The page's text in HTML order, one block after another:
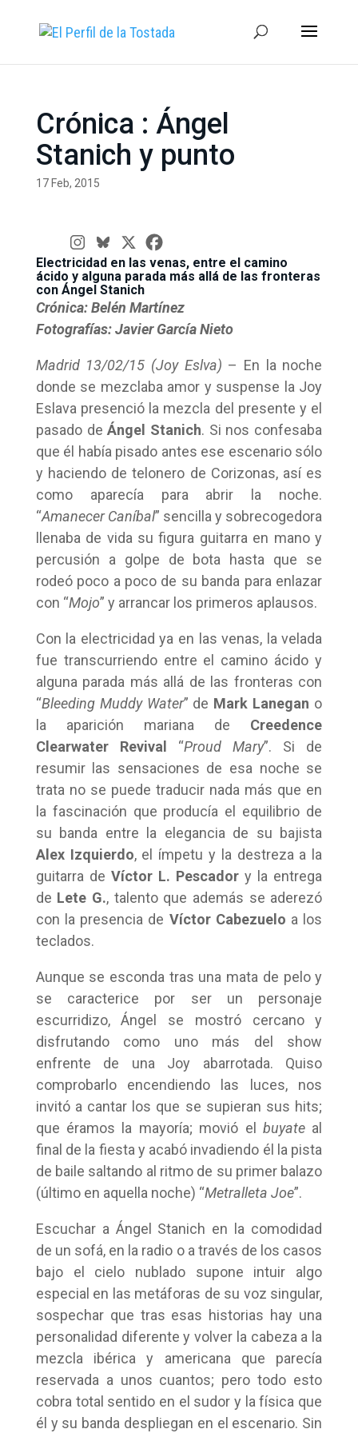
Crónica : Ángel
Stanich y punto
17 Feb, 2015
Electricidad en las venas, entre el camino
ácido y alguna parada más allá de las fronteras
con Ángel Stanich
Crónica: Belén Martínez
Fotografías: Javier García Nieto
Madrid 13/02/15 (Joy Eslva) – En la noche
donde se mezclaba amor y suspense la Joy
Eslava presenció la mezcla del presente y el
pasado deÁngel Stanich. Si nos confesaba
que él había pisado antes ese escenario sólo
y haciendo de telonero de Corizonas, así es
como aparecía para abrir la noche.
“Amanecer Caníbal” sencilla y sobrecogedora
llenaba de vida su figura guitarra en mano y
percusión a golpe de bota hasta que se
rodeó poco a poco de su banda para enlazar
con “Mojo” y arrancar los primeros aplausos.
Con la electricidad ya en las venas, la velada
fue transcurriendo entre el camino ácido y
alguna parada más allá de las fronteras con
“Bleeding Muddy Water” de Mark Lanegan o
la aparición mariana de Creedence
Clearwater Revival
“Proud Mary”. Si de
resumir las sensaciones de esa noche se
trata no se puede traducir nada más que en
la fascinación que producía el equilibrio de
su banda entre la elegancia de su bajista
Alex Izquierdo, el ímpetu y la destreza a la
guitarra de Víctor L. Pescador y la entrega
de Lete G., talento que además se aderezó
con la presencia de Víctor Cabezuelo a los
teclados.
Aunque se esconda tras una mata de pelo y
se caracterice por ser un personaje
escurridizo, Ángel se mostró cercano y
disfrutando como uno más del show
enfrente de una Joy abarrotada. Quiso
comprobarlo encendiendo las luces, nos
invitó a cantar los que se supieran sus hits;
que éramos la mayoría; movió el buyateal
final de la fiesta y acabó invadiendo él la pista
de baile saltando al ritmo de su primer balazo
(último en aquella noche) “Metralleta Joe”.
Escuchar a Ángel Stanich en la comodidad
de un sofá, en la radio o a través de los casos
bajo el cielo nublado supone intuir algo
especial en las metáforas de su voz singular,
sospechar que tras esas historias hay una
personalidad diferente y volver la cabeza a la
mezcla ibérica y americana que parecía
reservada a unos cuantos; pero todo esto
cobra total sentido en el sudor y la física que
él y su banda despliegan en el escenario. Sin